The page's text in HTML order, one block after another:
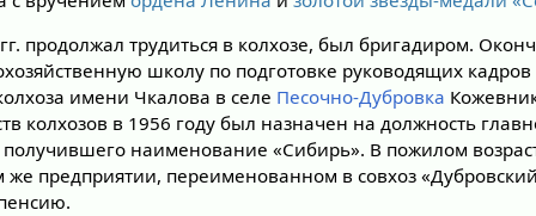
продолжал трудиться в колхозе, был бригадиром.
школу по подготовке руководящих кадров
имени Чкалова в селе Песочно-Дубровка
колхозов в 1956 году был назначен на должность
наименование «Сибирь». В пожилом
же предприятии, переименованном в совхоз